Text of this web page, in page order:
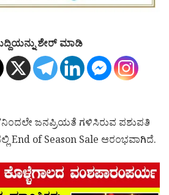
ಶೇರ್ ಮಾಡಿ
ಜನಪ್ರಿಯತೆ ಗಳಿಸಿರುವ ಪಶುಪತಿ
End of Season Sale ಆರಂಭವಾಗಿದೆ.